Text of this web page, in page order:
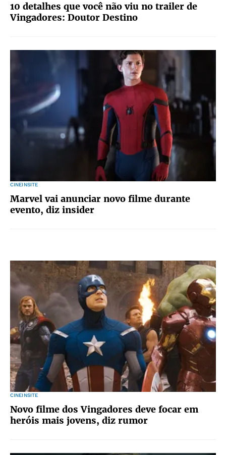
10 detalhes que você não viu no trailer de
Vingadores: Doutor Destino
CINEINSITE
Marvel vai anunciar novo filme durante
evento, diz insider
CINEINSITE
Novo filme dos Vingadores deve focar em
heróis mais jovens, diz rumor